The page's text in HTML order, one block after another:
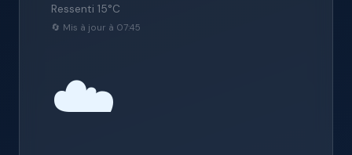
Ressenti 15°C
🔄 Mis à jour à 07:45
☁️